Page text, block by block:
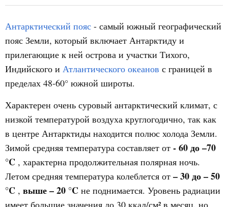
Антарктический пояс - самый южный географический
пояс Земли, который включает Антарктиду и
прилегающие к ней острова и участки Тихого,
Индийского и Атлантического океанов с границей в
пределах 48-60° южной широты.
Характерен очень суровый антарктический климат, с
низкой температурой воздуха круглогодично, так как
в центре Антарктиды находится полюс холода Земли.
Зимой средняя температура составляет от - 60 до –70
°C , характерна продолжительная полярная ночь.
Летом средняя температура колеблется от – 30 до – 50
°C , выше – 20 °C не поднимается. Уровень радиации
имеет большие значения до 30 ккал/см² в месяц, но